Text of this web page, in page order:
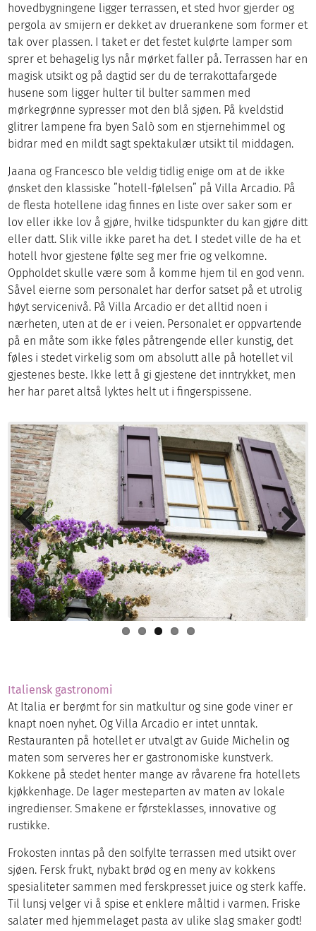
hovedbygningene ligger terrassen, et sted hvor gjerder og
pergola av smijern er dekket av druerankene som former et
tak over plassen. I taket er det festet kulørte lamper som
sprer et behagelig lys når mørket faller på. Terrassen har en
magisk utsikt og på dagtid ser du de terrakottafargede
husene som ligger hulter til bulter sammen med
mørkegrønne sypresser mot den blå sjøen. På kveldstid
glitrer lampene fra byen Salò som en stjernehimmel og
bidrar med en mildt sagt spektakulær utsikt til middagen.
Jaana og Francesco ble veldig tidlig enige om at de ikke
ønsket den klassiske ”hotell-følelsen” på Villa Arcadio. På
de flesta hotellene idag finnes en liste over saker som er
lov eller ikke lov å gjøre, hvilke tidspunkter du kan gjøre ditt
eller datt. Slik ville ikke paret ha det. I stedet ville de ha et
hotell hvor gjestene følte seg mer frie og velkomne.
Oppholdet skulle være som å komme hjem til en god venn.
Såvel eierne som personalet har derfor satset på et utrolig
høyt servicenivå. På Villa Arcadio er det alltid noen i
nærheten, uten at de er i veien. Personalet er oppvartende
på en måte som ikke føles påtrengende eller kunstig, det
føles i stedet virkelig som om absolutt alle på hotellet vil
gjestenes beste. Ikke lett å gi gjestene det inntrykket, men
her har paret altså lyktes helt ut i fingerspissene.
Previous Next
Italiensk gastronomi
At Italia er berømt for sin matkultur og sine gode viner er
knapt noen nyhet. Og Villa Arcadio er intet unntak.
Restauranten på hotellet er utvalgt av Guide Michelin og
maten som serveres her er gastronomiske kunstverk.
Kokkene på stedet henter mange av råvarene fra hotellets
kjøkkenhage. De lager mesteparten av maten av lokale
ingredienser. Smakene er førsteklasses, innovative og
rustikke.
Frokosten inntas på den solfylte terrassen med utsikt over
sjøen. Fersk frukt, nybakt brød og en meny av kokkens
spesialiteter sammen med ferskpresset juice og sterk kaffe.
Til lunsj velger vi å spise et enklere måltid i varmen. Friske
salater med hjemmelaget pasta av ulike slag smaker godt!